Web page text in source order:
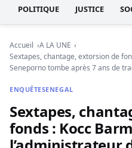
POLITIQUE JUSTICE
Accueil
A LA UNE
Sextapes, chantage, extorsion de
Seneporno tombe après 7 ans de
ENQUÊTESENEGAL
Sextapes,
fonds : Kocc